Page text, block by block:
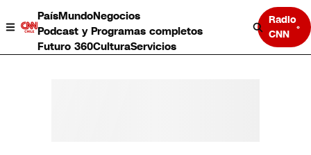
PaísMundoNegocios
Podcast y Programas completos
Futuro 360CulturaServicios
Radio
CNN